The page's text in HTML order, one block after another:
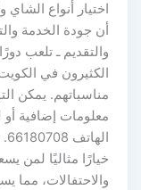
اختيار أنواع
أن جودة الخدمة
والتقديم ـ تلعب
الكثيرون في
مناسباتهم. يمكن
معلومات إضافية
خيارًا مثاليًا لمن
والاحتفالات،